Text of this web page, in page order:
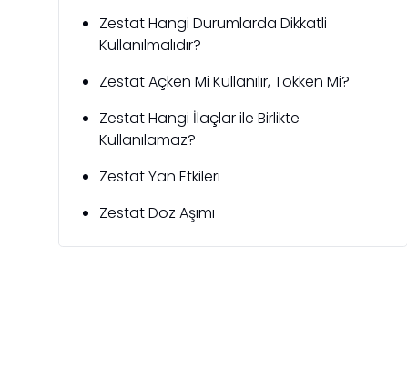
Zestat Hangi Durumlarda Dikkatli
Kullanılmalıdır?
Zestat Açken Mi Kullanılır, Tokken Mi?
Zestat Hangi İlaçlar ile Birlikte
Kullanılamaz?
Zestat Yan Etkileri
Zestat Doz Aşımı